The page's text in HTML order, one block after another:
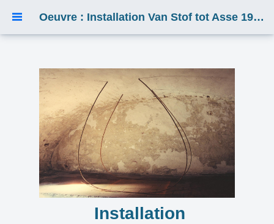
Oeuvre : Installation Van Stof tot Asse 1999
Installation